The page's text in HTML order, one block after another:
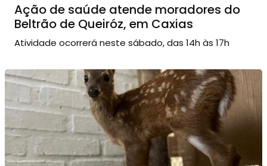
Ação de saúde atende moradores do
Beltrão de Queiróz, em Caxias
Atividade ocorrerá neste sábado, das 14h às 17h